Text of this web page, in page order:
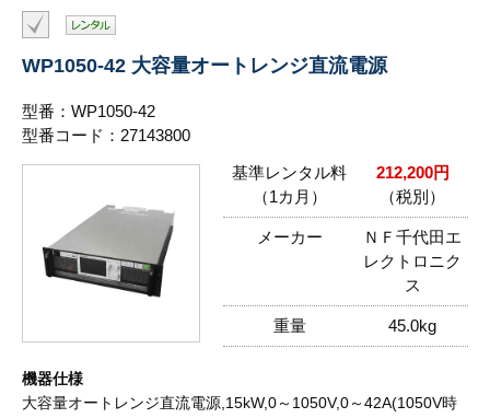
WP1050-42 大容量オートレンジ直流電源
型番：WP1050-42
型番コード：27143800
基準レンタル料
（1カ月）
212,200円
（税別）
メーカー
ＮＦ千代田エ
レクトロニク
ス
重量 45.0kg
機器仕様
大容量オートレンジ直流電源,15kW,0～1050V,0～42A(1050V時